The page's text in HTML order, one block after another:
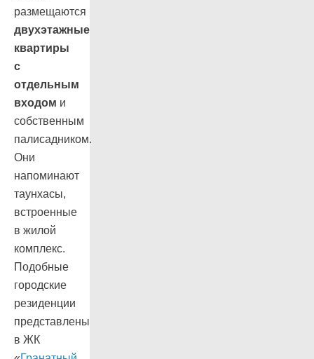
размещаются
двухэтажные
квартиры
с
отдельным
входом и
собственным
палисадником.
Они
напоминают
таунхасы,
встроенные
в жилой
комплекс.
Подобные
городские
резиденции
представлены
в ЖК